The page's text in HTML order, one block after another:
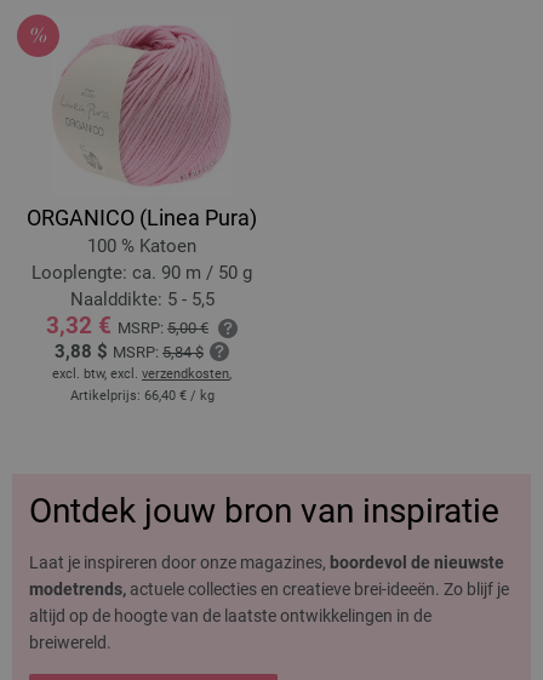
ORGANICO (Linea Pura)
100 % Katoen
Looplengte: ca. 90 m / 50 g
Naalddikte: 5 - 5,5
3,32 € MSRP: 5,00 €
3,88 $ MSRP: 5,84 $
excl. btw, excl. verzendkosten,
Artikelprijs: 66,40 € / kg
Ontdek jouw bron van inspiratie
Laat je inspireren door onze magazines, boordevol de nieuwste
modetrends, actuele collecties en creatieve brei-ideeën. Zo blijf je
altijd op de hoogte van de laatste ontwikkelingen in de
breiwereld.